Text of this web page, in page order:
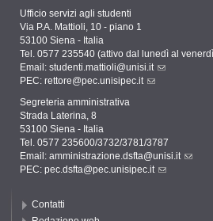
Ufficio servizi agli studenti
Via P.A. Mattioli, 10 - piano 1
53100 Siena - Italia
Tel. 0577 235540 (attivo dal lunedì al
Email: studenti.mattioli@unisi.it
PEC: rettore@pec.unisipec.it
Segreteria amministrativa
Strada Laterina, 8
53100 Siena - Italia
Tel. 0577 235600/3732/3781/3787
Email: amministrazione.dsfta@unisi.it
PEC: pec.dsfta@pec.unisipec.it
Contatti